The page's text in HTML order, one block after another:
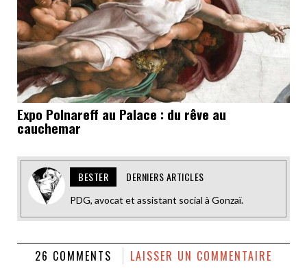
Expo Polnareff au Palace : du rêve au
cauchemar
BESTER DERNIERS ARTICLES
PDG, avocat et assistant social à Gonzaï.
26 COMMENTS LAISSER UN COMMENTAIRE